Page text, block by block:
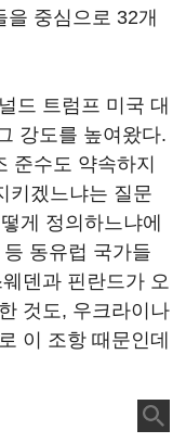
중심으로 32개
드 트럼프 미국 대
강도를 높여왔다.
준수도 약속하지
키겠느냐는 질문
게 정의하느냐에
동유럽 국가들
덴과 핀란드가 오
것도, 우크라이나
이 조항 때문인데